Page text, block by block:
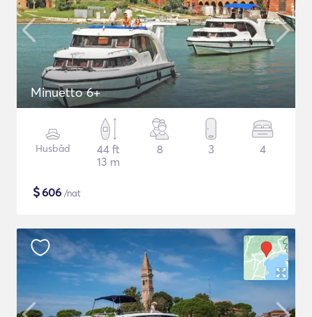
Minuetto 6+
Husbåd
44 ft
13 m
8 3 4
$606 /nat